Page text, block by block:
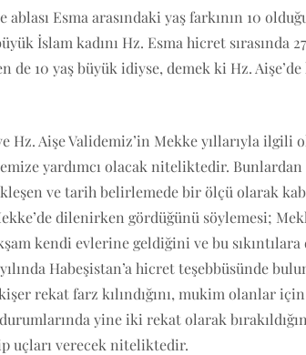
Esma arasındaki yaş farkının 10
İslam kadını Hz. Esma hicret sırasında
10 yaş büyük idiyse, demek ki Hz. Aişe’de
Hz. Aişe Validemiz’in Mekke yıllarıyla ilgili
yardımcı olacak niteliktedir.
ve tarih belirlemede bir ölçü olarak
dilenirken gördüğünü söylemesi;
kendi evlerine geldiğini ve bu sıkıntılara
Habeşistan’a hicret teşebbüsünde
rekat farz kılındığını, mukim olanlar
yine iki rekat olarak
uçları verecek niteliktedir.